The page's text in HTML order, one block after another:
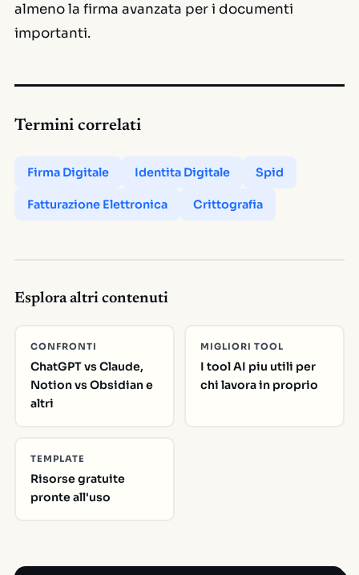
almeno la firma avanzata per i documenti
importanti.
Termini correlati
Firma Digitale Identita Digitale Spid
Fatturazione Elettronica Crittografia
Esplora altri contenuti
CONFRONTI
ChatGPT vs Claude,
Notion vs Obsidian e
altri
MIGLIORI TOOL
I tool AI piu utili per
chi lavora in proprio
TEMPLATE
Risorse gratuite
pronte all'uso